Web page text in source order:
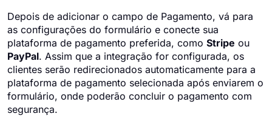
Depois de adicionar o campo de Pagamento, vá para
as configurações do formulário e conecte sua
plataforma de pagamento preferida, como Stripe ou
PayPal. Assim que a integração for configurada, os
clientes serão redirecionados automaticamente para a
plataforma de pagamento selecionada após enviarem o
formulário, onde poderão concluir o pagamento com
segurança.